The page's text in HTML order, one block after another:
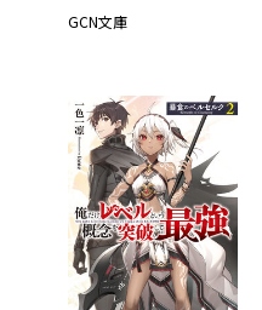
GCN文庫